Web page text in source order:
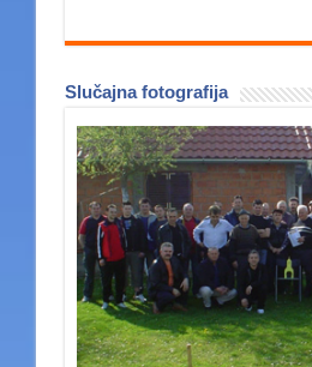
Slučajna fotografija